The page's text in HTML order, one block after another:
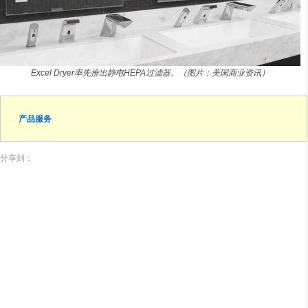
Excel Dryer率先推出静电HEPA过滤器。（图片：美国商业资讯）
产品服务
分享到：